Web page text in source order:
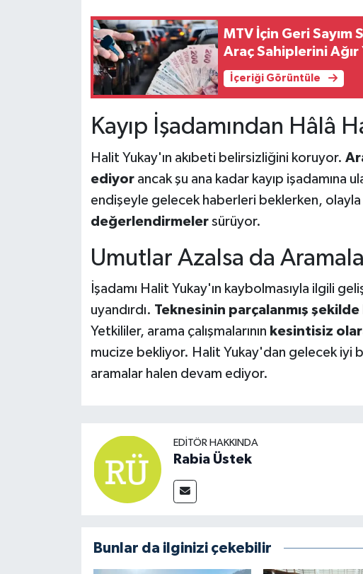
MTV İçin Geri
Araç Sahiplerini Ağır
İçeriği Görüntüle
Kayıp İşadamından Hâlâ
Halit Yukay'ın akıbeti belirsizliğini koruyor.
ediyorancak şu ana kadar kayıp işadamına
endişeyle gelecek haberleri beklerken, olayla
değerlendirmelersürüyor.
Umutlar Azalsa da
İşadamı Halit Yukay'ın kaybolmasıyla ilgili
uyandırdı. Teknesinin parçalanmış şekilde
Yetkililer, arama çalışmalarının kesintisiz
mucize bekliyor. Halit Yukay'dan gelecek iyi
aramalar halen devam ediyor.
EDITÖR HAKKINDA
Rabia Üstek
Bunlar da ilginizi çekebilir